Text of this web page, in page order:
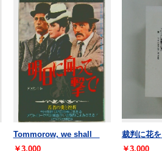
Tommorow, we shall
￥3,000
裁判に花を
￥3,000